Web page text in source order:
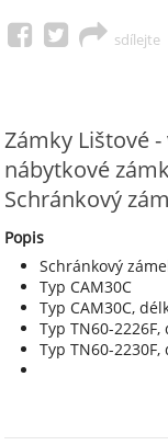
sdílejte
Zámky Lištové
nábytkové
Schránkový
Popis
Schránkový
Typ CAM30C
Typ CAM30C,
Typ TN60-
Typ TN60-